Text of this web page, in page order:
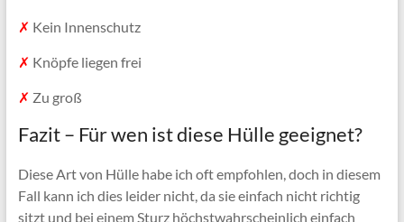
✗ Kein Innenschutz
✗ Knöpfe liegen frei
✗ Zu groß
Fazit – Für wen ist diese Hülle geeignet?
Diese Art von Hülle habe ich oft empfohlen, doch in diesem
Fall kann ich dies leider nicht, da sie einfach nicht richtig
sitzt und bei einem Sturz höchstwahrscheinlich einfach